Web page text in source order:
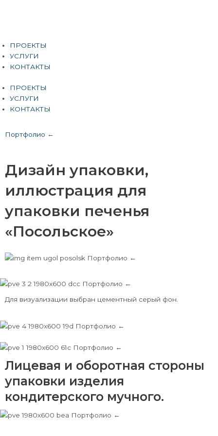
ПРОЕКТЫ
УСЛУГИ
КОНТАКТЫ
Меню
ПРОЕКТЫ
УСЛУГИ
КОНТАКТЫ
Портфолио ←
Дизайн упаковки,
иллюстрация для
упаковки печенья
«Посольское»
Для визуализации выбран цементный серый фон.
Лицевая и оборотная стороны
упаковки изделия
кондитерского мучного.